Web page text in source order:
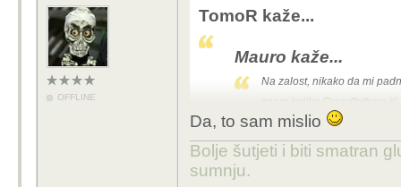
OFFLINE
TomoR kaže...
Mauro kaže...
Na zalost, nikako da mi
znam koliko Grandfathera
Transmog ti neće pomoći, trebaš
Pretpostavljam da si
Da, to sam mislio
Bolje šutjeti i biti smatran
sumnju.